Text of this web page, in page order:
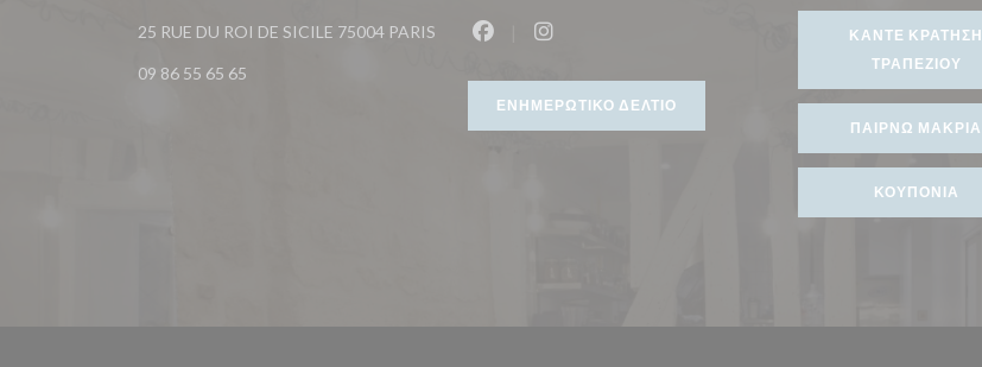
25 RUE DU ROI DE SICILE 75004 PARIS((ανοίγει σε νέο παράθυρο))
09 86 55 65 65
Instagram ((ανοίγει σε νέο παράθυρο))
ΕΝΗΜΕΡΩΤΙΚΌ ΔΕΛΤΊΟ
ΚΆΝΤΕ ΚΡΆΤΗΣΗ
ΤΡΑΠΕΖΙΟΎ
ΠΑΊΡΝΩ ΜΑΚΡΙΆ
ΚΟΥΠΌΝΙΑ